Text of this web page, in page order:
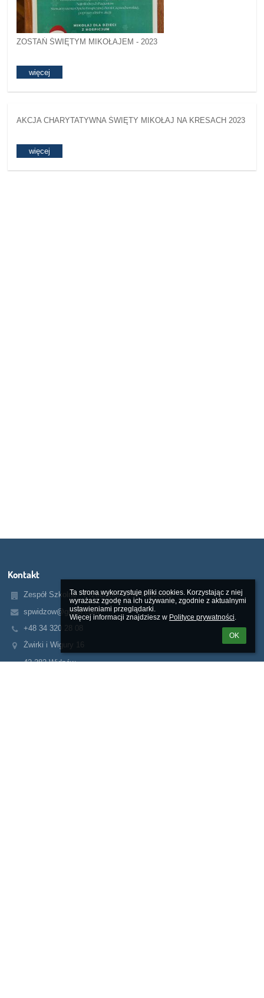
Ta strona wykorzystuje pliki cookies. Korzystając z niej
wyrażasz zgodę na ich używanie, zgodnie z aktualnymi
ustawieniami przeglądarki.
Więcej informacji znajdziesz w Polityce prywatności.
OK
ZOSTAŃ ŚWIĘTYM MIKOŁAJEM - 2023
więcej
AKCJA CHARYTATYWNA ŚWIĘTY MIKOŁAJ NA KRESACH 2023
więcej
Kontakt
Zespół Szkolno - Przedszkolny w Widzowie
spwidzow@gmail.com
+48 34 320 28 08
Żwirki i Wigury 16
42-282 Widzów